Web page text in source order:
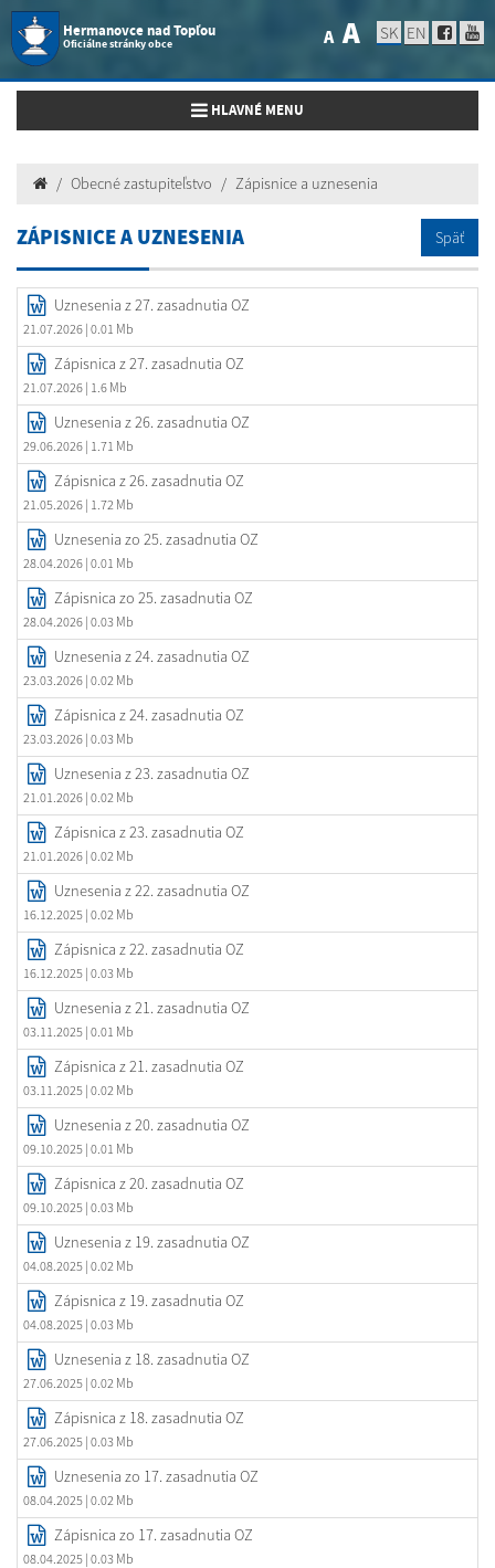
Hermanovce nad Topľou
Oficiálne stránky obce A A SK EN
Toggle navigation
HLAVNÉ MENU
Obecné zastupiteľstvo Zápisnice a uznesenia
ZÁPISNICE A UZNESENIA Späť
Uznesenia z 27. zasadnutia OZ
21.07.2026 | 0.01 Mb
Zápisnica z 27. zasadnutia OZ
21.07.2026 | 1.6 Mb
Uznesenia z 26. zasadnutia OZ
29.06.2026 | 1.71 Mb
Zápisnica z 26. zasadnutia OZ
21.05.2026 | 1.72 Mb
Uznesenia zo 25. zasadnutia OZ
28.04.2026 | 0.01 Mb
Zápisnica zo 25. zasadnutia OZ
28.04.2026 | 0.03 Mb
Uznesenia z 24. zasadnutia OZ
23.03.2026 | 0.02 Mb
Zápisnica z 24. zasadnutia OZ
23.03.2026 | 0.03 Mb
Uznesenia z 23. zasadnutia OZ
21.01.2026 | 0.02 Mb
Zápisnica z 23. zasadnutia OZ
21.01.2026 | 0.02 Mb
Uznesenia z 22. zasadnutia OZ
16.12.2025 | 0.02 Mb
Zápisnica z 22. zasadnutia OZ
16.12.2025 | 0.03 Mb
Uznesenia z 21. zasadnutia OZ
03.11.2025 | 0.01 Mb
Zápisnica z 21. zasadnutia OZ
03.11.2025 | 0.02 Mb
Uznesenia z 20. zasadnutia OZ
09.10.2025 | 0.01 Mb
Zápisnica z 20. zasadnutia OZ
09.10.2025 | 0.03 Mb
Uznesenia z 19. zasadnutia OZ
04.08.2025 | 0.02 Mb
Zápisnica z 19. zasadnutia OZ
04.08.2025 | 0.03 Mb
Uznesenia z 18. zasadnutia OZ
27.06.2025 | 0.02 Mb
Zápisnica z 18. zasadnutia OZ
27.06.2025 | 0.03 Mb
Uznesenia zo 17. zasadnutia OZ
08.04.2025 | 0.02 Mb
Zápisnica zo 17. zasadnutia OZ
08.04.2025 | 0.03 Mb